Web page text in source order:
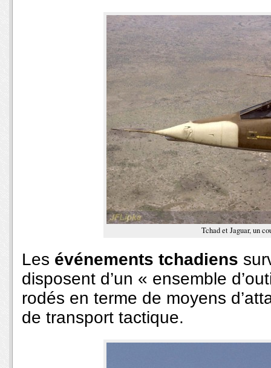
Tchad et Jaguar, un
Les événements tchadiens
disposent d’un « ensemble
rodés en terme de moyens
de transport tactique.